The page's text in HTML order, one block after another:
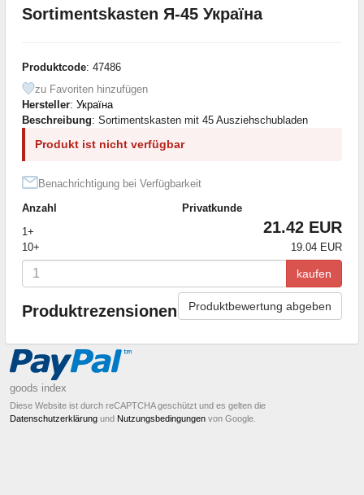
Sortimentskasten Я-45 Україна
Produktcode: 47486
zu Favoriten hinzufügen
Hersteller: Україна
Beschreibung: Sortimentskasten mit 45 Ausziehschubladen
Produkt ist nicht verfügbar
Benachrichtigung bei Verfügbarkeit
Anzahl
Privatkunde
1+
21.42 EUR
10+ 19.04 EUR
kaufen
Produktrezensionen Produktbewertung abgeben
goods index
Diese Website ist durch reCAPTCHA geschützt und es gelten die
Datenschutzerklärung und Nutzungsbedingungen von Google.